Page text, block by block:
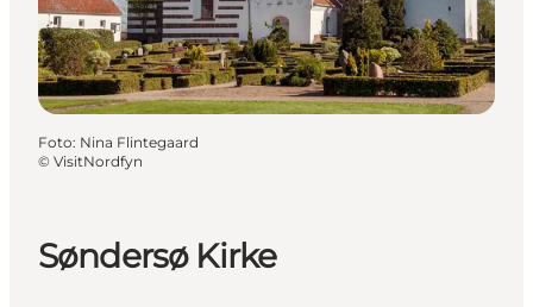
For børn
Søndersø Kirke
Foto: Nina Flintegaard
© VisitNordfyn